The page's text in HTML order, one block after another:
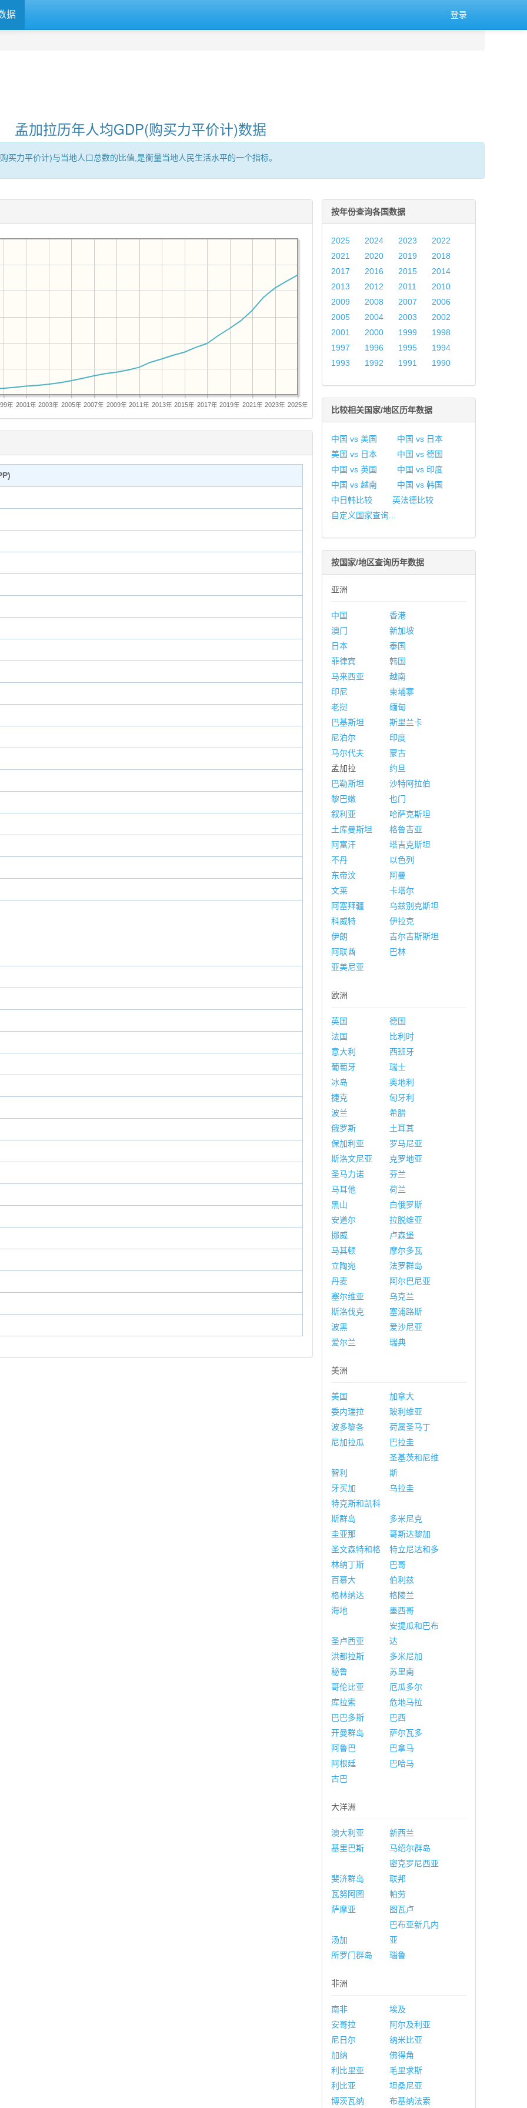
据 登录
孟加拉历年人均GDP(购买力平价计)数据
买力平价计)与当地人口总数的比值,是衡量当地人民生活水平的一个指标。
年 2001年 2003年 2005年 2007年 2009年 2011年 2013年 2015年 2017年 2019年 2021年 2023年 2025年
按年份查询各国数据
2025 2024 2023
2022
2021
2020 2019
2018
2017
2016 2015
2014
2013
2012 2011
2010
2009
2008 2007
2006
2005
2004 2003
2002
2001
2000 1999
1998
1997
1996 1995
1994
1993
1992 1991 1990
比较相关国家/地区历年数据
中国 vs 美国
中国 vs 日本
美国 vs 日本
中国 vs 德国
中国 vs 英国
中国 vs 印度
中国 vs 越南
中国 vs 韩国
中日韩比较
英法德比较
自定义国家查询...
按国家/地区查询历年数据
亚洲
中国
香港
澳门
新加坡
日本
泰国
菲律宾
韩国
马来西亚
越南
印尼
柬埔寨
老挝
缅甸
巴基斯坦
斯里兰卡
尼泊尔
印度
马尔代夫
蒙古
孟加拉
约旦
巴勒斯坦
沙特阿拉伯
黎巴嫩
也门
叙利亚
哈萨克斯坦
土库曼斯坦
格鲁吉亚
阿富汗
塔吉克斯坦
不丹
以色列
东帝汶
阿曼
文莱
卡塔尔
阿塞拜疆
乌兹别克斯坦
科威特
伊拉克
伊朗
吉尔吉斯斯坦
阿联酋
巴林
亚美尼亚
欧洲
英国
德国
法国
比利时
意大利
西班牙
葡萄牙
瑞士
冰岛
奥地利
捷克
匈牙利
波兰
希腊
俄罗斯
土耳其
保加利亚
罗马尼亚
斯洛文尼亚
克罗地亚
圣马力诺
芬兰
马耳他
荷兰
黑山
白俄罗斯
安道尔
拉脱维亚
挪威
卢森堡
马其顿
摩尔多瓦
立陶宛
法罗群岛
丹麦
阿尔巴尼亚
塞尔维亚
乌克兰
斯洛伐克
塞浦路斯
波黑
爱沙尼亚
爱尔兰
瑞典
美洲
美国
加拿大
委内瑞拉
玻利维亚
波多黎各
荷属圣马丁
尼加拉瓜
巴拉圭
智利
圣基茨和尼维
斯
牙买加
乌拉圭
特克斯和凯科
斯群岛
多米尼克
圭亚那
哥斯达黎加
圣文森特和格
林纳丁斯
特立尼达和多
巴哥
百慕大
伯利兹
格林纳达
格陵兰
海地
墨西哥
圣卢西亚
安提瓜和巴布
达
洪都拉斯
多米尼加
秘鲁
苏里南
哥伦比亚
厄瓜多尔
库拉索
危地马拉
巴巴多斯
巴西
开曼群岛
萨尔瓦多
阿鲁巴
巴拿马
阿根廷
巴哈马
古巴
大洋洲
澳大利亚
新西兰
基里巴斯
马绍尔群岛
斐济群岛
密克罗尼西亚
联邦
瓦努阿图
帕劳
萨摩亚
图瓦卢
汤加
巴布亚新几内
亚
所罗门群岛
瑙鲁
非洲
南非
埃及
安哥拉
阿尔及利亚
尼日尔
纳米比亚
加纳
佛得角
利比里亚
毛里求斯
利比亚
坦桑尼亚
博茨瓦纳
布基纳法索